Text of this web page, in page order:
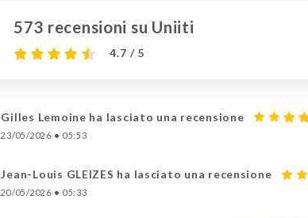
573 recensioni su Uniiti
4.7 / 5
Gilles Lemoine ha lasciato una recensione
23/05/2026 • 05:53
Jean-Louis GLEIZES ha lasciato una recensione
20/05/2026 • 05:33